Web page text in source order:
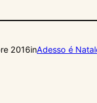
2016inAdesso é